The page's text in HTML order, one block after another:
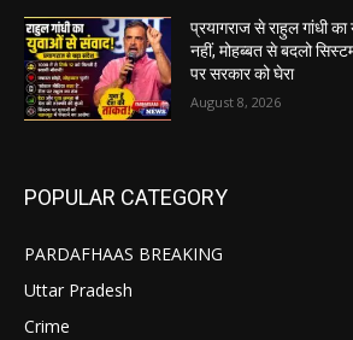
प्रयागराज से राहुल गांधी
नहीं, मोहब्बत से बदलो
पर सरकार को घेरा
August 8, 2026
POPULAR CATEGORY
PARDAFHAAS BREAKING
Uttar Pradesh
Crime